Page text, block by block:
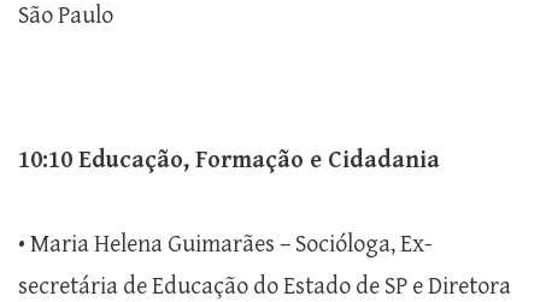
São Paulo
10:10 Educação, Formação e Cidadania
• Maria Helena Guimarães – Socióloga, Ex-
secretária de Educação do Estado de SP e Diretora